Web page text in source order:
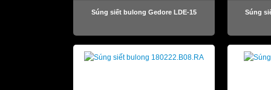
Súng siết bulong Gedore LDE-15 Súng